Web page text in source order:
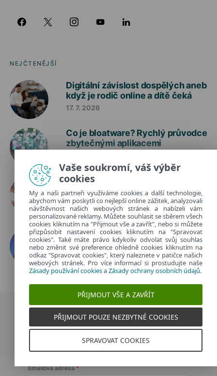
NEJČTENĚJŠÍ
Digitální závislost dospělých aneb
když je rodič online a dítě čeká
17. 7. 2026
Co je bloatware? Rychlý průvodce
zbytečnými aplikacemi
Zákaz mobilů versus naprostá
volnost. Jak dětem nastavit
hranice?
3. 7. 2026
Hacknutý WhatsApp aneb jak
získat zpět ukradený účet?
18. 6. 2026
ODBĚR NOVINEK
Přihlaste se k odběru, budeme vám pravidelně posílat
články do vašeho e-mailu.
Emailová adresa
Vaše soukromí, váš výběr
cookies
My a naši partneři využíváme cookies a další technologie,
abychom vám poskytli co nejlepší online zážitek, analyzovali
návštěvnost našich webových stránek a nabízeli vám
personalizované reklamy. Můžete souhlasit se sběrem všech
cookies kliknutím na "Přijmout vše a zavřít", nebo si můžete
přizpůsobit nastavení cookies kliknutím na "Spravovat
cookies". Také máte právo kdykoliv odvolat svůj souhlas
nebo změnit své preference ohledně cookies kliknutím na
odkaz "Spravovat cookies", který naleznete v patičce našich
webových stránek. Pro více informací si prostudujte naše
Zásady používání cookiesaZásady ochrany osobních údajů.
PŘIJMOUT VŠE A ZAVŘÍT
PŘIJMOUT POUZE NEZBYTNÉ COOKIES
SPRAVOVAT COOKIES